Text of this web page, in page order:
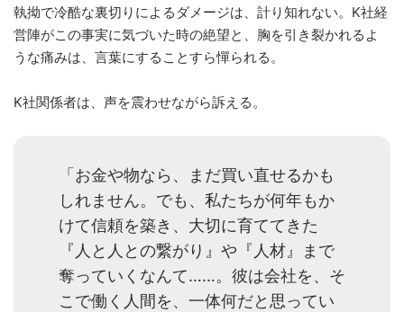
執拗で冷酷な裏切りによるダメージは、計り知れない。K社経
営陣がこの事実に気づいた時の絶望と、胸を引き裂かれるよ
うな痛みは、言葉にすることすら憚られる。
K社関係者は、声を震わせながら訴える。
「お金や物なら、まだ買い直せるかも
しれません。でも、私たちが何年もか
けて信頼を築き、大切に育ててきた
『人と人との繋がり』や『人材』まで
奪っていくなんて……。彼は会社を、そ
こで働く人間を、一体何だと思ってい